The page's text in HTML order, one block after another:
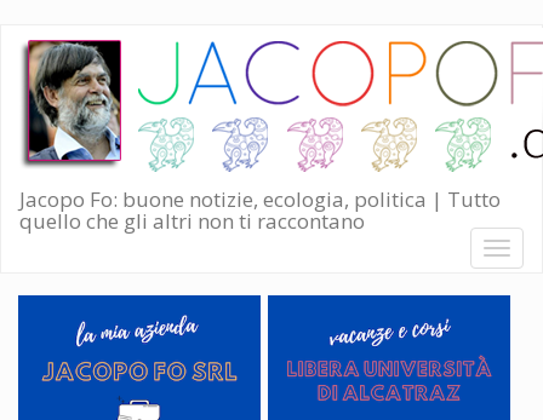
Salta
contenuto
principale
Jacopo Fo: buone notizie, ecologia, politica | Tutto
quello che gli altri non ti raccontano
Toggle